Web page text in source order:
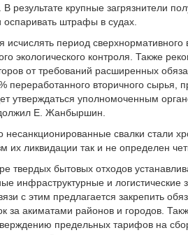
результате крупные загрязнители
штрафы в судах.
исчислять период
экологического контроля. Также
от требований расширенных
переработанного вторичного сырья,
утверждаться уполномоченным
Е. Жанбыршин.
несанкционированные свалки стали
их ликвидации так и не определен
бытовых отходов
инфраструктурные и логистические
с этим предлагается закрепить
за акиматами районов и городов.
предельных тарифов на